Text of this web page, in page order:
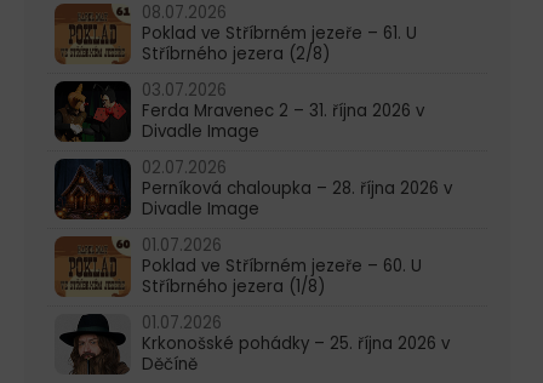
08.07.2026
Poklad ve Stříbrném jezeře – 61. U
Stříbrného jezera (2/8)
03.07.2026
Ferda Mravenec 2 – 31. října 2026 v
Divadle Image
02.07.2026
Perníková chaloupka – 28. října 2026 v
Divadle Image
01.07.2026
Poklad ve Stříbrném jezeře – 60. U
Stříbrného jezera (1/8)
01.07.2026
Krkonošské pohádky – 25. října 2026 v
Děčíně